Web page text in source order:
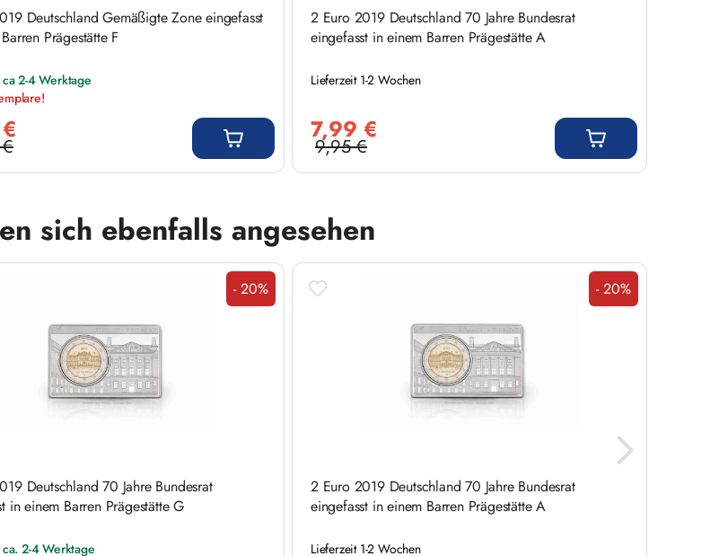
Deutschland Gemäßigte Zone eingefasst
Prägestätte F
2-4 Werktage
2 Euro 2019 Deutschland 70 Jahre Bundesrat
eingefasst in einem Barren Prägestätte A
Lieferzeit 1-2 Wochen
7,99 €
Regulärer Preis:
9,95 €
sich ebenfalls angesehen
Rabatt
- 20%
Deutschland 70 Jahre Bundesrat
in einem Barren Prägestätte G
2-4 Werktage
Rabatt
- 20%
2 Euro 2019 Deutschland 70 Jahre Bundesrat
eingefasst in einem Barren Prägestätte A
Lieferzeit 1-2 Wochen